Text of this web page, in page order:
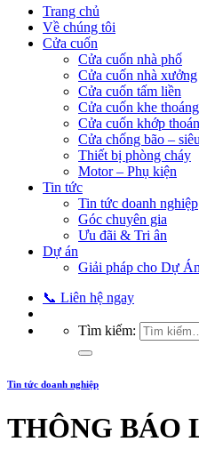
Trang chủ
Về chúng tôi
Cửa cuốn
Cửa cuốn nhà phố
Cửa cuốn nhà xưởng
Cửa cuốn tấm liền
Cửa cuốn khe thoáng
Cửa cuốn khớp
Cửa chống bão –
Thiết bị phòng cháy
Motor – Phụ kiện
Tin tức
Tin tức doanh nghiệp
Góc chuyên gia
Ưu đãi & Tri ân
Dự án
Giải pháp cho Dự
📞 Liên hệ ngay
Tìm kiếm:
Tin tức doanh nghiệp
THÔNG BÁO